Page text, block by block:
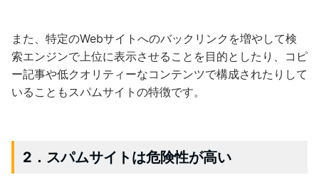
また、特定のWebサイトへのバックリンクを増やして検
索エンジンで上位に表示させることを目的としたり、コピ
ー記事や低クオリティーなコンテンツで構成されたりして
いることもスパムサイトの特徴です。
2．スパムサイトは危険性が高い